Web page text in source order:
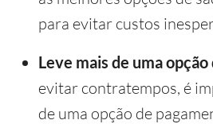
para evitar custos
Leve mais de uma
evitar contratempos, é
de uma opção de